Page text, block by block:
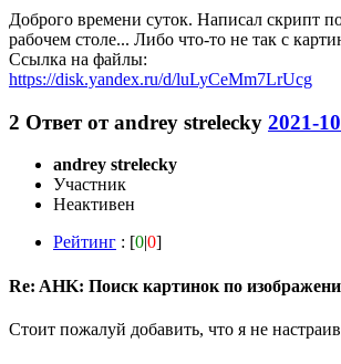
Доброго времени суток. Написал скрипт
рабочем столе... Либо что-то не так с
Ссылка на файлы:
https://disk.yandex.ru/d/luLyCeMm7LrUcg
2 Ответ отandrey strelecky 2021-
andrey strelecky
Участник
Неактивен
Рейтинг : [0|0]
Re: AHK: Поиск картинок по
Стоит пожалуй добавить, что я не